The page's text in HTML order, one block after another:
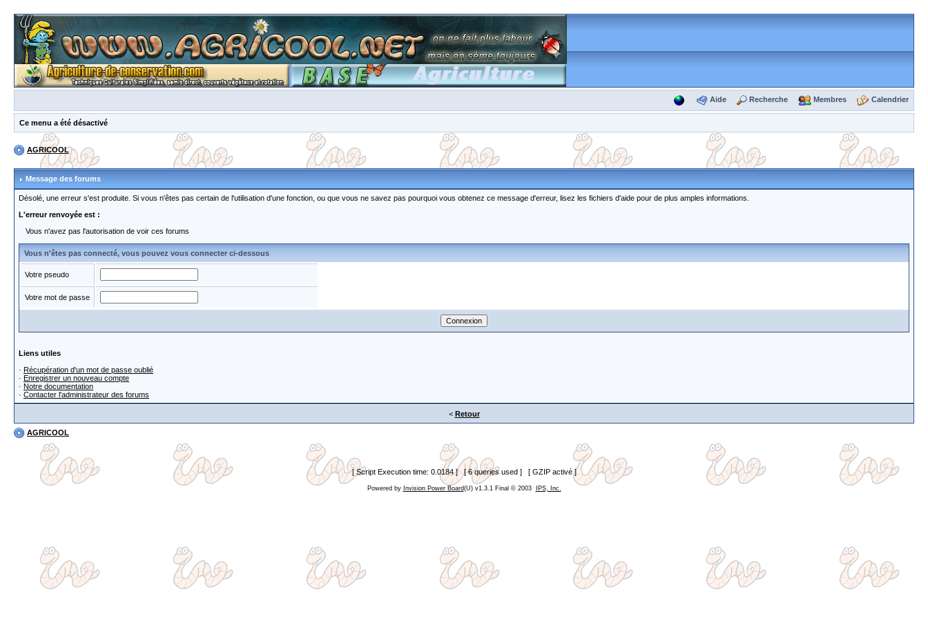
Aide Recherche Membres Calendrier
Ce menu a été désactivé
AGRICOOL
Message des forums
Désolé, une erreur s'est produite. Si vous n'êtes pas certain de l'utilisation d'une fonction, ou que vous ne savez pas pourquoi vous obtenez ce message d'erreur, lisez les fichiers d'aide pour de plus amples informations.
L'erreur renvoyée est :
Vous n'avez pas l'autorisation de voir ces forums
Vous n'êtes pas connecté, vous pouvez vous connecter ci-dessous
Votre pseudo
Votre mot de passe
Liens utiles
· Récupération d'un mot de passe oublié
· Enregistrer un nouveau compte
· Notre documentation
· Contacter l'administrateur des forums
< Retour
AGRICOOL
[ Script Execution time: 0.0184 ] [ 6 queries used ] [ GZIP activé ]
Powered by Invision Power Board(U) v1.3.1 Final © 2003 IPS, Inc.